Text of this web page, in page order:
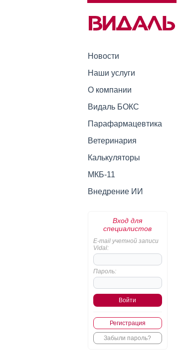
Новости
Наши услуги
О компании
Видаль БОКС
Парафармацевтика
Ветеринария
Калькуляторы
МКБ-11
Внедрение ИИ
Вход для
специалистов
E-mail учетной записи
Vidal:
Пароль:
Регистрация
Забыли пароль?